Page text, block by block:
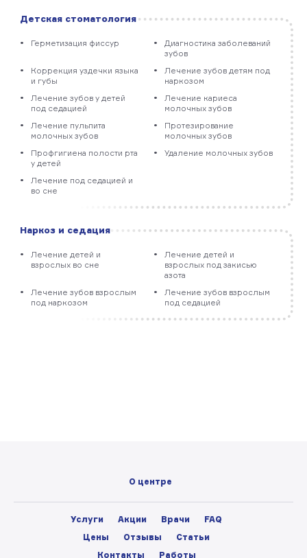
Детская стоматология
Герметизация фиссур
Диагностика заболеваний
зубов
Коррекция уздечки языка
и губы
Лечение зубов детям под
наркозом
Лечение зубов у детей
под седацией
Лечение кариеса
молочных зубов
Лечение пульпита
молочных зубов
Протезирование
молочных зубов
Профгигиена полости рта
у детей
Удаление молочных зубов
Лечение под седацией и
во сне
Наркоз и седация
Лечение детей и
взрослых во сне
Лечение детей и
взрослых под закисью
азота
Лечение зубов взрослым
под наркозом
Лечение зубов взрослым
под седацией
О центре
Услуги Акции Врачи
FAQ
Цены
Отзывы
Статьи
Контакты
Работы